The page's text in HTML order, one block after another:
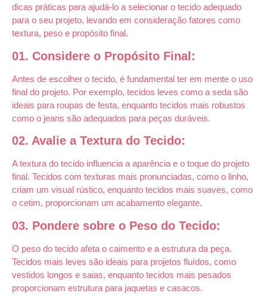
dicas práticas para ajudá-lo a selecionar o tecido adequado
para o seu projeto, levando em consideração fatores como
textura, peso e propósito final.
01. Considere o Propósito Final:
Antes de escolher o tecido, é fundamental ter em mente o uso
final do projeto. Por exemplo, tecidos leves como a seda são
ideais para roupas de festa, enquanto tecidos mais robustos
como o jeans são adequados para peças duráveis.
02. Avalie a Textura do Tecido:
A textura do tecido influencia a aparência e o toque do projeto
final. Tecidos com texturas mais pronunciadas, como o linho,
criam um visual rústico, enquanto tecidos mais suaves, como
o cetim, proporcionam um acabamento elegante.
03. Pondere sobre o Peso do Tecido:
O peso do tecido afeta o caimento e a estrutura da peça.
Tecidos mais leves são ideais para projetos fluídos, como
vestidos longos e saias, enquanto tecidos mais pesados
proporcionam estrutura para jaquetas e casacos.